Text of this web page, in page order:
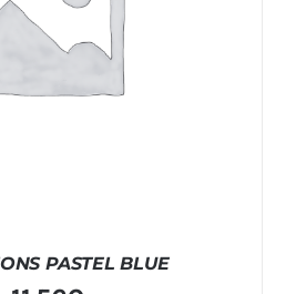
PASTEL BLUE